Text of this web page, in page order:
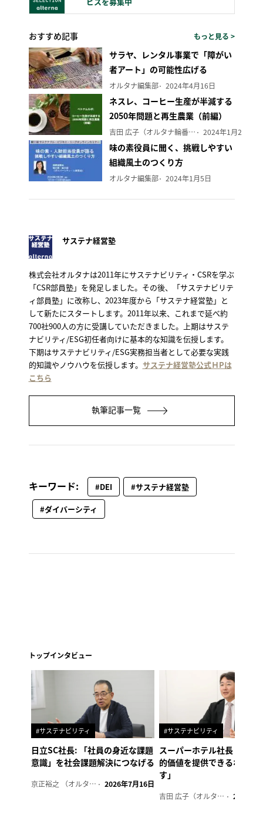
おすすめ記事 もっと見る >
サラヤ、レンタル事業で「障がい
者アート」の可能性広げる
オルタナ編集部 2024年4月16日
ネスレ、コーヒー生産が半減する
2050年問題と再生農業（前編）
吉田 広子（オルタナ輪番編集長） 2024年1月29日
味の素役員に聞く、挑戦しやすい
組織風土のつくり方
オルタナ編集部 2024年1月5日
サステナ経営塾
株式会社オルタナは2011年にサステナビリティ・CSRを学ぶ
「CSR部員塾」を発足しました。その後、「サステナビリテ
ィ部員塾」に改称し、2023年度から「サステナ経営塾」と
して新たにスタートします。2011年以来、これまで延べ約
700社900人の方に受講していただきました。上期はサステ
ナビリティ/ESG初任者向けに基本的な知識を伝授します。
下期はサステナビリティ/ESG実務担当者として必要な実践
的知識やノウハウを伝授します。 サステナ経営塾公式ＨPは
こちら
執筆記事一覧
キーワード: #DEI
#サステナ経営塾
#ダイバーシティ
トップインタビュー
#サステナビリティ
日立SC社長: 「社員の身近な課題
意識」を社会課題解決につなげる
京正裕之 （オルタナ副編集長） 2026年7月16日
#サステナビリティ
スーパーホテル社長「地域
的価値を提供できるホテル
す」
吉田 広子（オルタナ輪番編集長） 2026年6